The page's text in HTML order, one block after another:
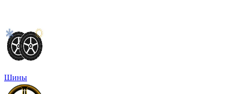
Шины